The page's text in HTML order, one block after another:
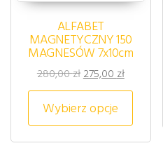
ALFABET
MAGNETYCZNY 150
MAGNESÓW 7x10cm
280,00zł Pierwotna cena
275,00 zł
Wybierz opcje
Ten